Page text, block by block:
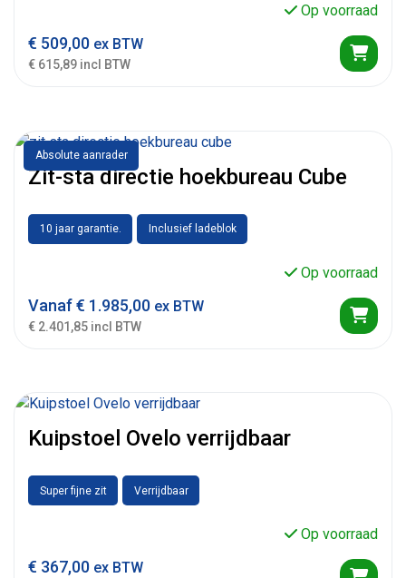
Op voorraad
€ 509,00 ex BTW
€ 615,89 incl BTW
Absolute aanrader
Zit-sta directie hoekbureau Cube
10 jaar garantie. Inclusief ladeblok
Op voorraad
Vanaf€ 1.985,00 ex BTW
€ 2.401,85 incl BTW
Kuipstoel Ovelo verrijdbaar
Super fijne zit Verrijdbaar
Op voorraad
€ 367,00 ex BTW